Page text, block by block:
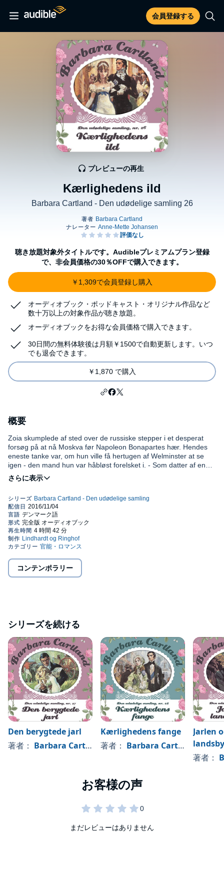
会員登録する
Kærlighedens ild
Barbara Cartland - Den udødelige samling 26
プレビューの再生
聴き放題対象外タイトルです。Audibleプレミアムプラン登録
で、非会員価格の30％OFFで購入できます。
￥1,309で会員登録し購入
オーディオブック・ポッドキャスト・オリジナル作品など
数十万以上の対象作品が聴き放題。
オーディオブックをお得な会員価格で購入できます。
30日間の無料体験後は月額￥1500で自動更新します。いつ
でも退会できます。
￥1,870 で購入
概要
Zoia skumplede af sted over de russiske stepper i et desperat
forsøg på at nå Moskva før Napoleon Bonapartes hær. Hendes
eneste tanke var, om hun ville få hertugen af Welminster at se
igen - den mand hun var håbløst forelsket i. - Som datter af en
fransk komponist og en russisk fyrstinde havde hendes kærlighed
til musik og ballet samt hendes ligegyldighed over for mænd
hendes krop at brænde af kærlighed...
Barbara Cartland (1901-2000) er den mest produktive forfatter i
det 20. århundrede. I alt blev det til over 650 bøger fra Cartlands
romantiske hånd. Hun er oversat til 38 sprog, og med mere end 1
milliard solgte bøger på verdensplan er der ingen tvivl om, at
bøger foregår i de finere engelske kredse og blandt eksotiske
sigøjnere. Kærligheden er lidenskabelig mellem de passionerede
コンテンポラリー
シリーズを続ける
Den berygtede jarl
著者： Barbara Cartland
Kærlighedens fange
著者： Barbara Cartland
Jarlen
著者：
まだレビューはありません